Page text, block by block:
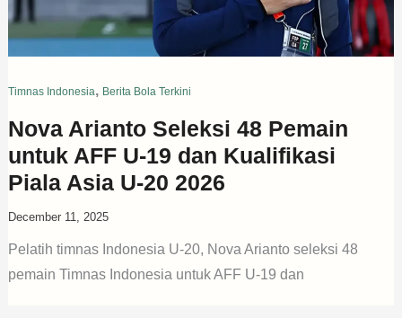
Timnas Indonesia, Berita Bola Terkini
Nova Arianto Seleksi 48 Pemain
untuk AFF U-19 dan Kualifikasi
Piala Asia U-20 2026
December 11, 2025
Pelatih timnas Indonesia U-20, Nova Arianto seleksi 48
pemain Timnas Indonesia untuk AFF U-19 dan